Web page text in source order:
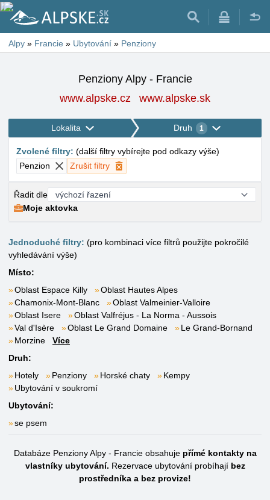
Alpy » Francie » Ubytování » Penziony
Penziony Alpy - Francie
www.alpske.cz
www.alpske.sk
Lokalita Druh 1
Zvolené filtry: (další filtry vybírejte pod odkazy výše)
Penzion
Zrušit filtry
Řadit dle
Moje aktovka
Jednoduché filtry: (pro kombinaci více filtrů použijte pokročilé
vyhledávání výše)
Místo:
Oblast Espace Killy
Oblast Hautes Alpes
Chamonix-Mont-Blanc
Oblast Valmeinier-Valloire
Oblast Isere
Oblast Valfréjus - La Norma - Aussois
Val d'Isère
Oblast Le Grand Domaine
Le Grand-Bornand
Morzine
Více
Druh:
Hotely
Penziony Horské chaty
Kempy
Ubytování v soukromí
Ubytování:
se psem
Databáze Penziony Alpy - Francie obsahuje přímé kontakty na
vlastníky ubytování. Rezervace ubytování probíhají bez
prostředníka a bez provize!